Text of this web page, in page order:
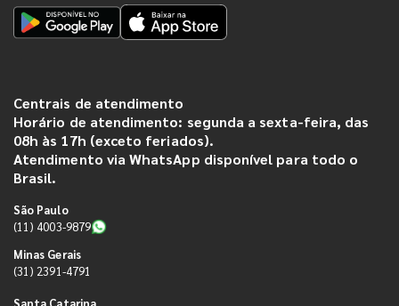
Centrais de atendimento
Horário de atendimento: segunda a sexta-feira, das
08h às 17h (exceto feriados).
Atendimento via WhatsApp disponível para todo o
Brasil.
São Paulo
(11) 4003-9879
Minas Gerais
(31) 2391-4791